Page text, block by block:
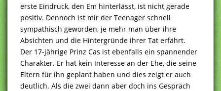
erste Eindruck, den Em hinterlässt, ist nicht gerade
positiv. Dennoch ist mir der Teenager schnell
sympathisch geworden, je mehr man über ihre
Absichten und die Hintergründe ihrer Tat erfährt.
Der 17-jährige Prinz Cas ist ebenfalls ein spannender
Charakter. Er hat kein Interesse an der Ehe, die seine
Eltern für ihn geplant haben und dies zeigt er auch
deutlich. Als die zwei dann aber doch ins Gespräch